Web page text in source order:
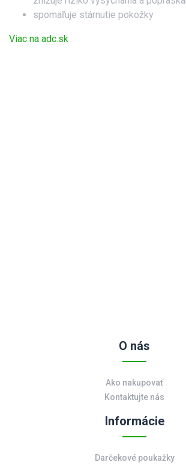
spomaľuje stárnutie pokožky
Viac na adc.sk
O nás
Ako nakupovať
Kontaktujte nás
Informácie
Darčekové poukažky